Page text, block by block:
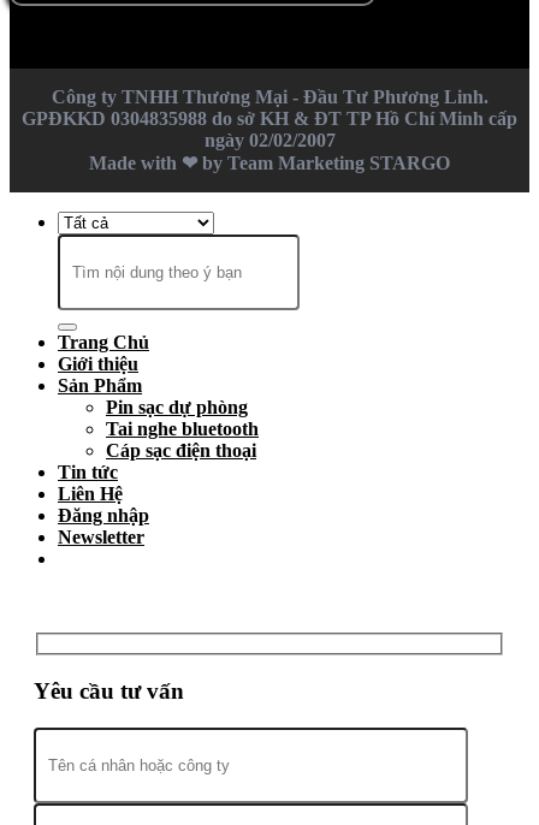
Công ty TNHH Thương Mại - Đầu Tư Phương Linh.
GPĐKKD 0304835988 do sở KH & ĐT TP Hồ Chí Minh cấp
ngày 02/02/2007
Made with ❤ by Team Marketing STARGO
Tìm
kiếm:
Trang Chủ
Giới thiệu
Sản Phẩm
Pin sạc dự phòng
Tai nghe bluetooth
Cáp sạc điện thoại
Tin tức
Liên Hệ
Đăng nhập
Newsletter
Yêu cầu tư vấn